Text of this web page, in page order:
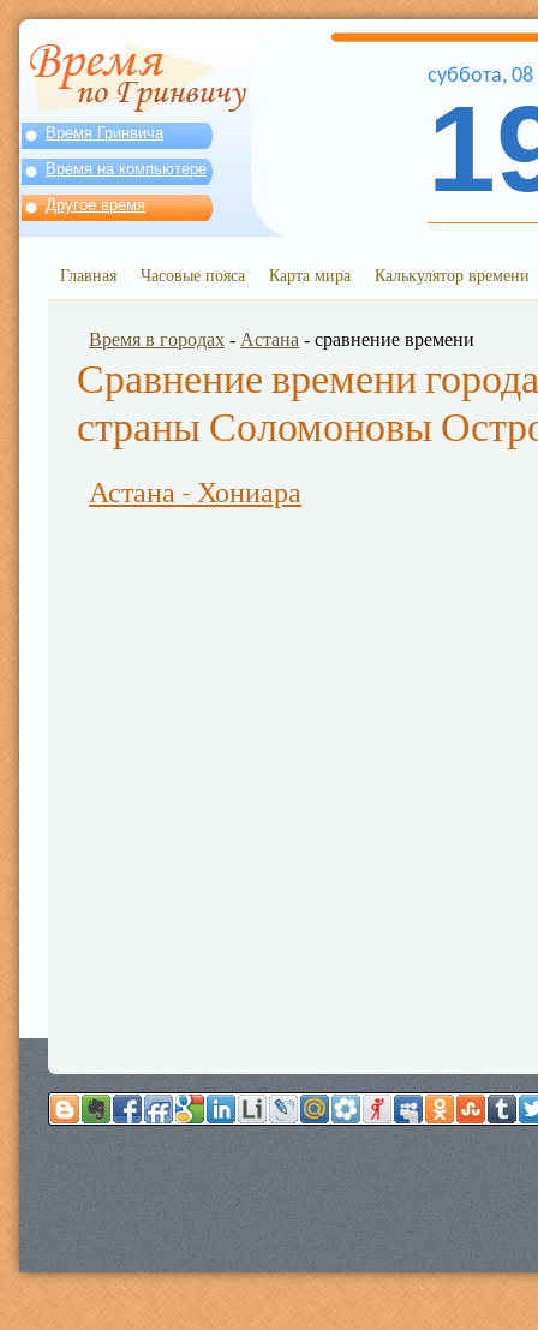
Время Гринвича
Время на компьютере
Другое время
суббота, 08
Главная Часовые пояса Карта мира Калькулятор времени
Время в городах - Астана - сравнение времени
Сравнение времени
страны Соломоновы
Астана - Хониара